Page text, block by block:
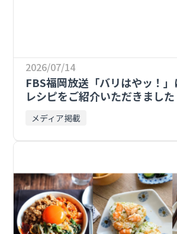
2026/07/14
FBS福岡放送「バリはやッ！
レシピをご紹介いただきました
メディア掲載